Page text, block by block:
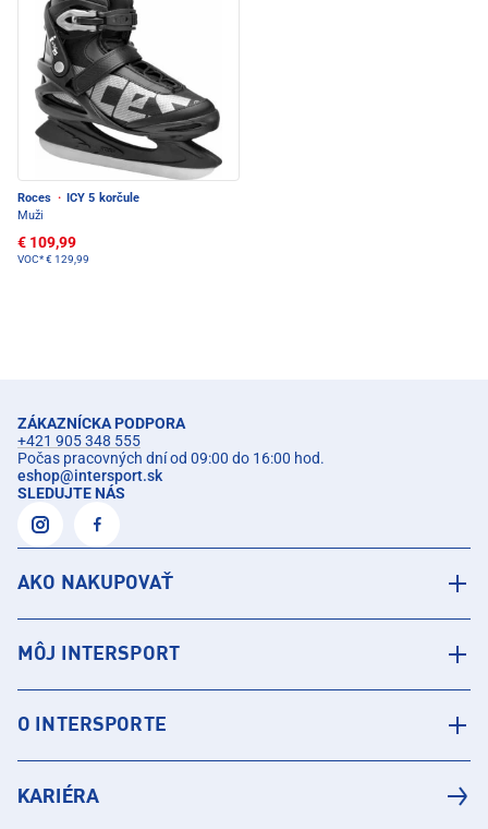
Roces · ICY 5 korčule
Muži
€ 109,99
VOC*€ 129,99
ZÁKAZNÍCKA PODPORA
+421 905 348 555
Počas pracovných dní od 09:00 do 16:00 hod.
eshop@intersport.sk
SLEDUJTE NÁS
AKO NAKUPOVAŤ
MÔJ INTERSPORT
O INTERSPORTE
KARIÉRA